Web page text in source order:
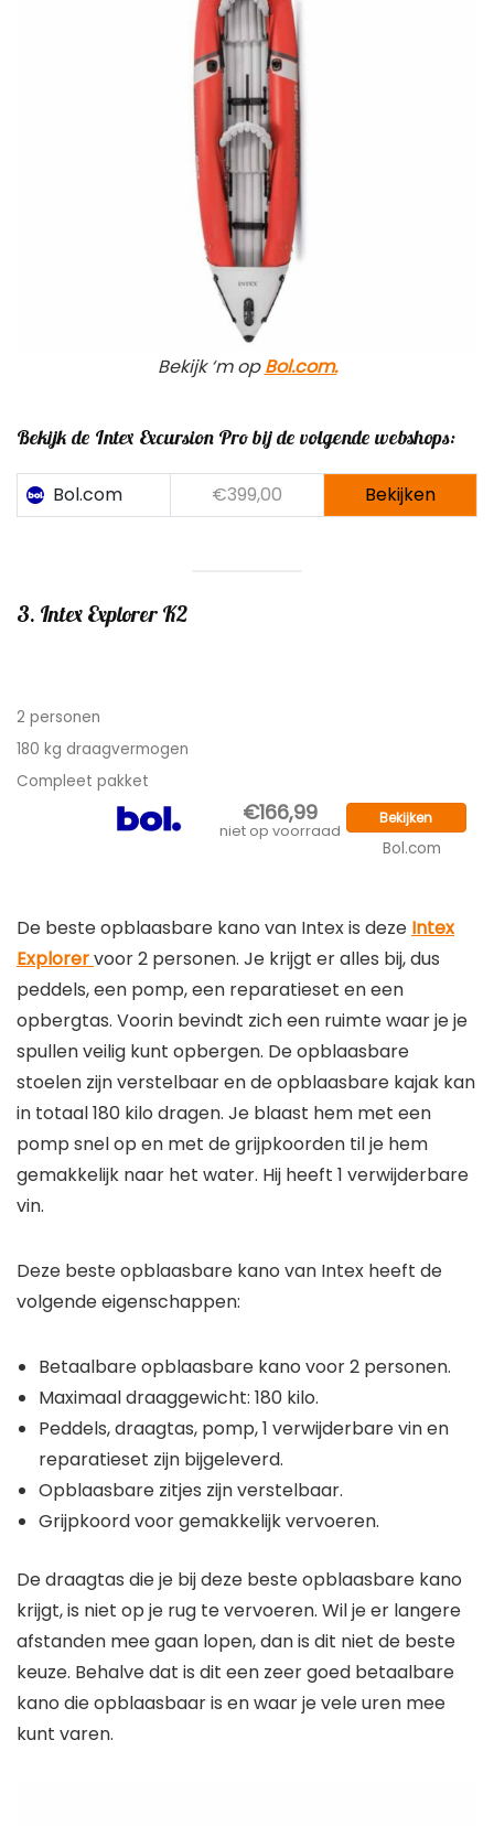
Bekijk ‘m op
Bol.com €399,00 Bekijken
180 kg draagvermogen
Compleet pakket
niet op voorraad
Bekijken
Bol.com
Explorervoor 2 personen. Je krijgt er alles bij, dus
peddels, een pomp, een reparatieset en een
opbergtas. Voorin bevindt zich een ruimte waar je je
spullen veilig kunt opbergen. De opblaasbare
stoelen zijn verstelbaar en de opblaasbare kajak kan
in totaal 180 kilo dragen. Je blaast hem met een
pomp snel op en met de grijpkoorden til je hem
gemakkelijk naar het water. Hij heeft 1 verwijderbare
vin.
volgende eigenschappen:
Maximaal draaggewicht: 180 kilo.
Peddels, draagtas, pomp, 1 verwijderbare vin en
reparatieset zijn bijgeleverd.
Opblaasbare zitjes zijn verstelbaar.
Grijpkoord voor gemakkelijk vervoeren.
krijgt, is niet op je rug te vervoeren. Wil je er langere
afstanden mee gaan lopen, dan is dit niet de beste
keuze. Behalve dat is dit een zeer goed betaalbare
kano die opblaasbaar is en waar je vele uren mee
kunt varen.